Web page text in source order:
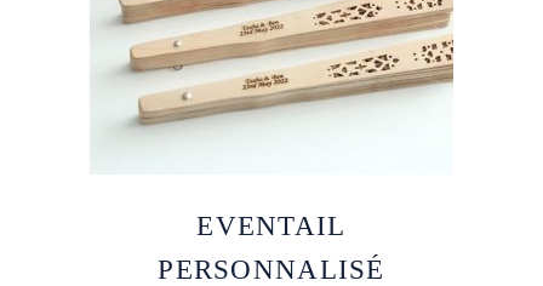
EVENTAIL
PERSONNALISÉ